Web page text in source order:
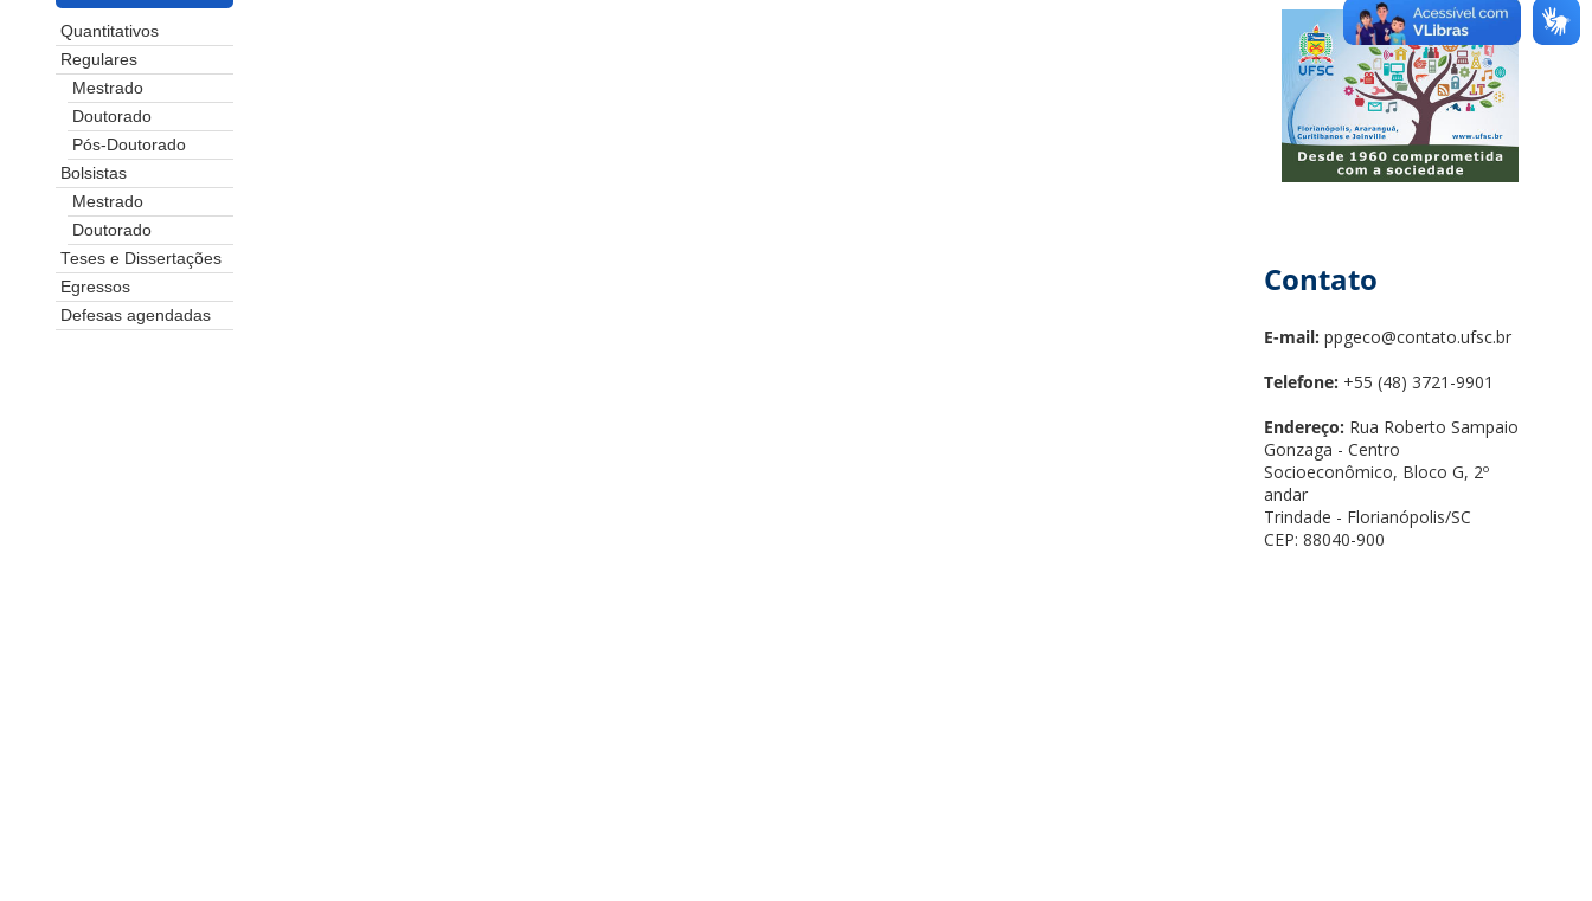
Quantitativos
Regulares
Mestrado
Doutorado
Pós-Doutorado
Bolsistas
Mestrado
Doutorado
Teses e Dissertações
Egressos
Defesas agendadas
Contato
E-mail: ppgeco@contato.ufsc.br
Telefone: +55 (48) 3721-9901
Endereço: Rua Roberto Sampaio
Gonzaga - Centro
Socioeconômico, Bloco G, 2º
andar
Trindade - Florianópolis/SC
CEP: 88040-900